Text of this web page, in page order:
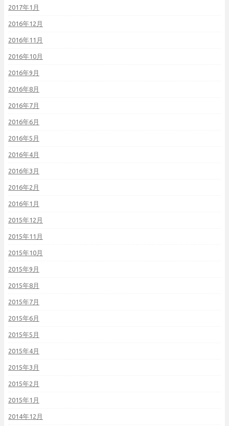
2017年1月
2016年12月
2016年11月
2016年10月
2016年9月
2016年8月
2016年7月
2016年6月
2016年5月
2016年4月
2016年3月
2016年2月
2016年1月
2015年12月
2015年11月
2015年10月
2015年9月
2015年8月
2015年7月
2015年6月
2015年5月
2015年4月
2015年3月
2015年2月
2015年1月
2014年12月